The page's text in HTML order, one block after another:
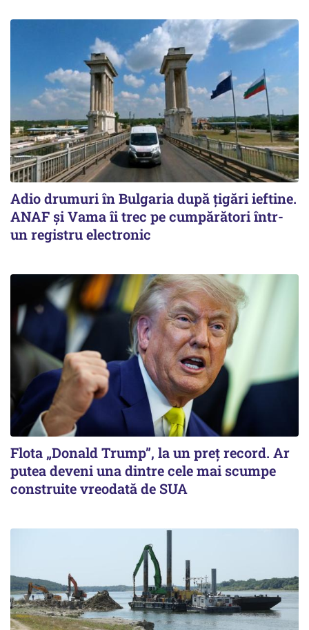
Adio drumuri în Bulgaria după țigări ieftine.
ANAF și Vama îi trec pe cumpărători într-
un registru electronic
Flota „Donald Trump”, la un preț record. Ar
putea deveni una dintre cele mai scumpe
construite vreodată de SUA